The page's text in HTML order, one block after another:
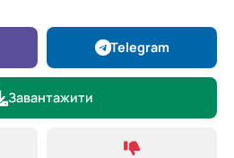
Telegram
Завантажити